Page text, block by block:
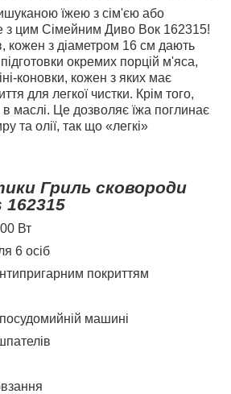
їжею з сім'єю або
з цим Сімейним Диво Вок 162315!
кожен з діаметром 16 см дають
окремих порцій м'яса,
коновки, кожен з яких має
для легкої чистки. Крім того,
в маслі. Це дозволяє їжа поглинає
та олії, так що «легкі»
Гриль сковороди
162315
Вт
6 осіб
покриттям
машині